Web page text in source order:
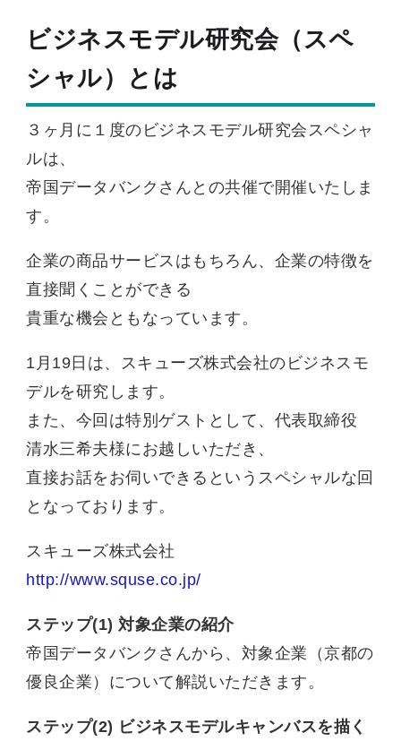
ビジネスモデル研究会（スペ
シャル）とは
３ヶ月に１度のビジネスモデル研究会スペシャ
ルは、
帝国データバンクさんとの共催で開催いたしま
す。
企業の商品サービスはもちろん、企業の特徴を
直接聞くことができる
貴重な機会ともなっています。
1月19日は、スキューズ株式会社のビジネスモ
デルを研究します。
また、今回は特別ゲストとして、代表取締役
清水三希夫様にお越しいただき、
直接お話をお伺いできるというスペシャルな回
となっております。
スキューズ株式会社
http://www.squse.co.jp/
ステップ(1) 対象企業の紹介
帝国データバンクさんから、対象企業（京都の
優良企業）について解説いただきます。
ステップ(2) ビジネスモデルキャンバスを描く